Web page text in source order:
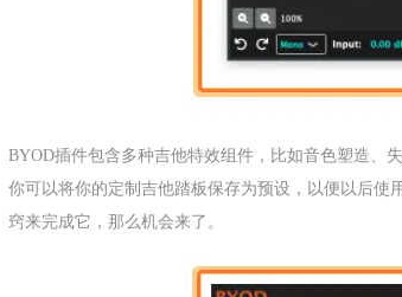
BYOD插件包含多种吉他特效组件，比如音色塑造、
你可以将你的定制吉他踏板保存为预设，以便以后使
窍来完成它，那么机会来了。